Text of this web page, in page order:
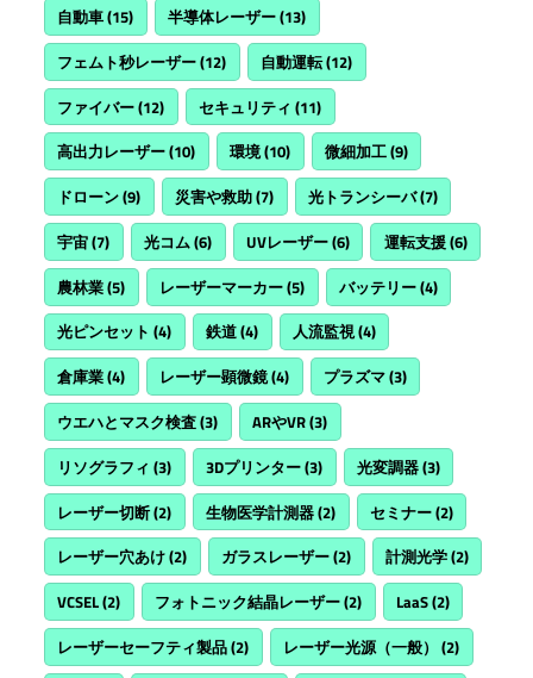
自動車(15) 半導体レーザー(13)
フェムト秒レーザー(12) 自動運転(12)
ファイバー(12) セキュリティ (11)
高出力レーザー(10) 環境(10) 微細加工(9)
ドローン(9) 災害や救助(7) 光トランシーバ(7)
宇宙(7) 光コム(6) UVレーザー(6) 運転支援(6)
農林業(5) レーザーマーカー(5) バッテリー(4)
光ピンセット (4) 鉄道(4) 人流監視(4)
倉庫業(4) レーザー顕微鏡(4) プラズマ(3)
ウエハとマスク検査(3) ARやVR(3)
リソグラフィ (3) 3Dプリンター(3) 光変調器(3)
レーザー切断(2) 生物医学計測器(2) セミナー(2)
レーザー穴あけ(2) ガラスレーザー(2) 計測光学(2)
VCSEL(2) フォトニック結晶レーザー(2) LaaS(2)
レーザーセーフティ製品(2) レーザー光源（一般） (2)